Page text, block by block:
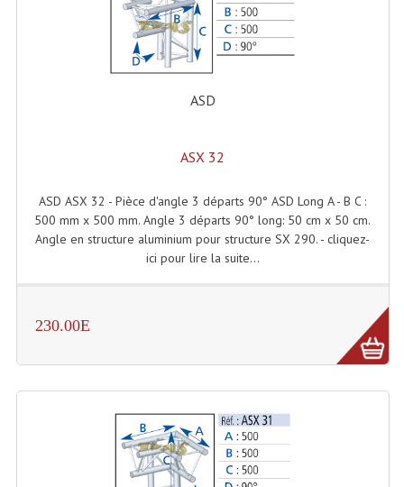
Angles Structure SC150
Angles Structure SD250
Angles Structure TRIO290
Cercle Monotube
Cercle Struct Carrée 290
Embases Pour Structure
Grill Auto-Porté
Monotubes Et Angles 50mm
ASD
ASX 32
ASD ASX 32 - Pièce d'angle 3 départs 90° ASD Long A - B C :
500 mm x 500 mm. Angle 3 départs 90° long: 50 cm x 50 cm.
Angle en structure aluminium pour structure SX 290. - cliquez-
ici pour lire la suite...
230.00E